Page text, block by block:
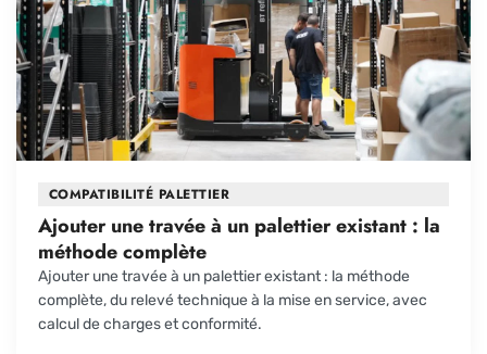
COMPATIBILITÉ PALETTIER
Ajouter une travée à un palettier existant : la
méthode complète
Ajouter une travée à un palettier existant : la méthode
complète, du relevé technique à la mise en service, avec
calcul de charges et conformité.